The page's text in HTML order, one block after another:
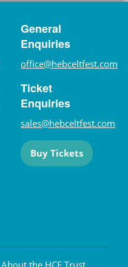
General
Enquiries
office@hebceltfest.com
Ticket
Enquiries
sales@hebceltfest.com
Buy Tickets